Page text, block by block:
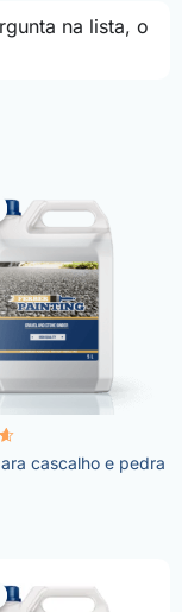
na lista, o
cascalho e pedra